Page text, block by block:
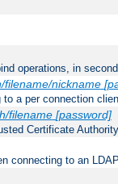
operations, in
filename/nickname
a per connection
filename [password]
Certificate
connecting to an